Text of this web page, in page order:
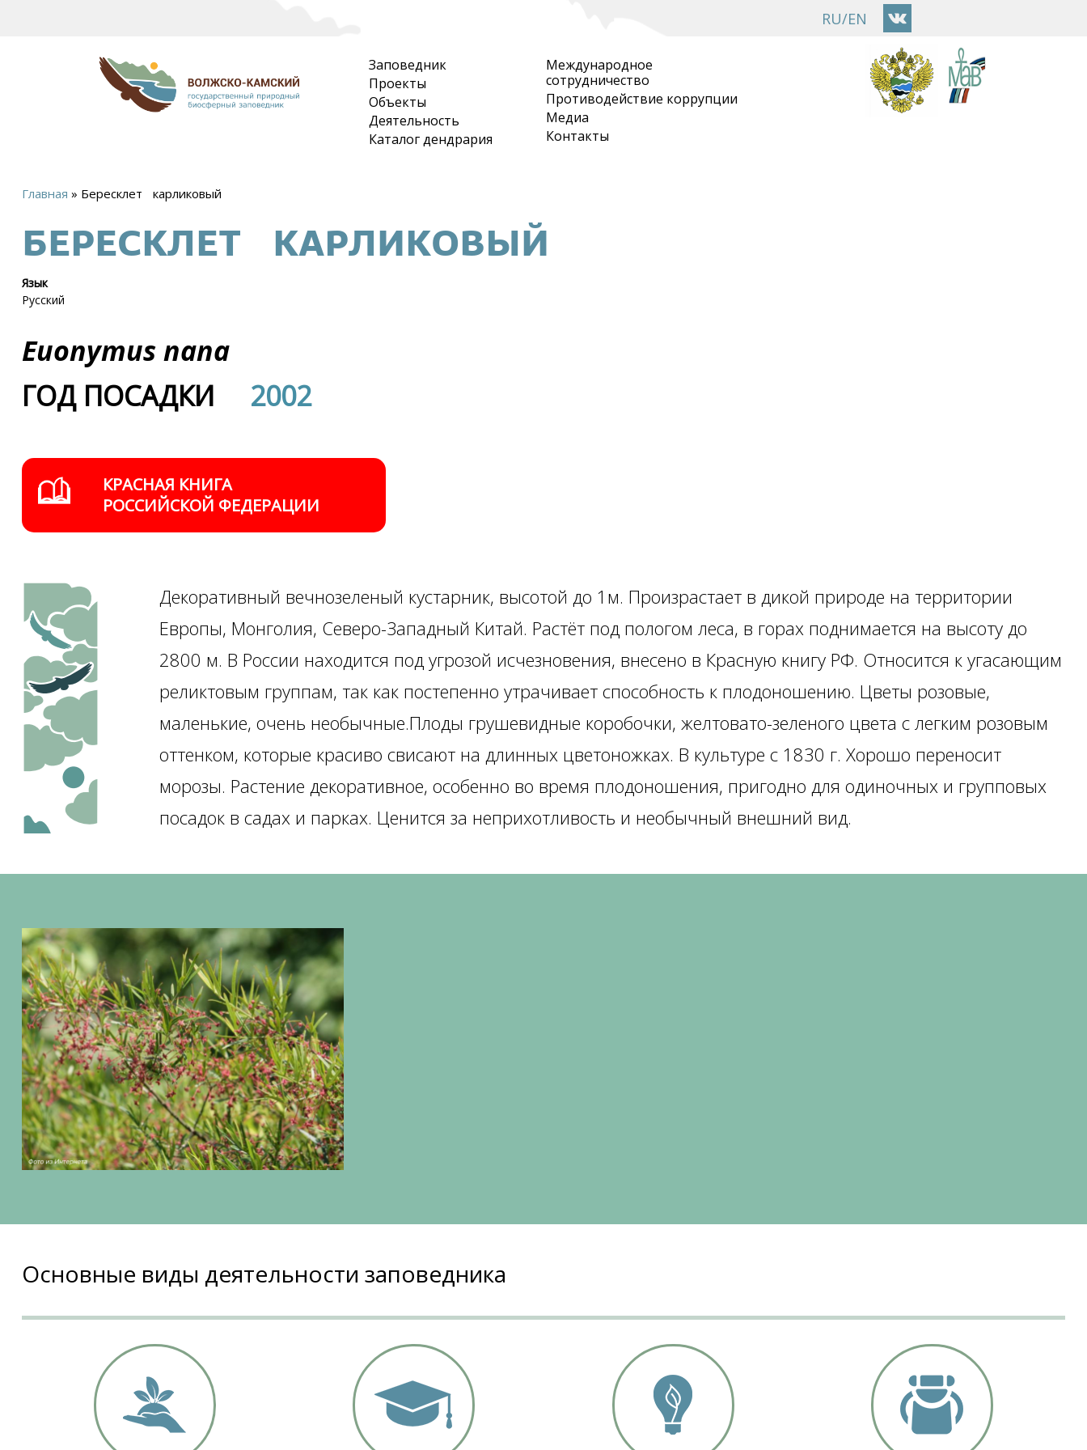
RU/EN
Заповедник
Проекты
Объекты
Деятельность
Каталог дендрария
Международное
сотрудничество
Противодействие коррупции
Медиа
Контакты
здесь
Главная » Бересклет карликовый
БЕРЕСКЛЕТ КАРЛИКОВЫЙ
Язык
Русский
Euonymus nana
ГОД ПОСАДКИ
2002
КРАСНАЯ КНИГА
РОССИЙСКОЙ ФЕДЕРАЦИИ
Декоративный вечнозеленый кустарник, высотой до 1м. Произрастает в дикой природе на территории
Европы, Монголия, Северо-Западный Китай. Растёт под пологом леса, в горах поднимается на высоту до
2800 м. В России находится под угрозой исчезновения, внесено в Красную книгу РФ. Относится к угасающим
реликтовым группам, так как постепенно утрачивает способность к плодоношению. Цветы розовые,
маленькие, очень необычные.Плоды грушевидные коробочки, желтовато-зеленого цвета с легким розовым
оттенком, которые красиво свисают на длинных цветоножках. В культуре с 1830 г. Хорошо переносит
морозы. Растение декоративное, особенно во время плодоношения, пригодно для одиночных и групповых
посадок в садах и парках. Ценится за неприхотливость и необычный внешний вид.
Основные виды деятельности заповедника